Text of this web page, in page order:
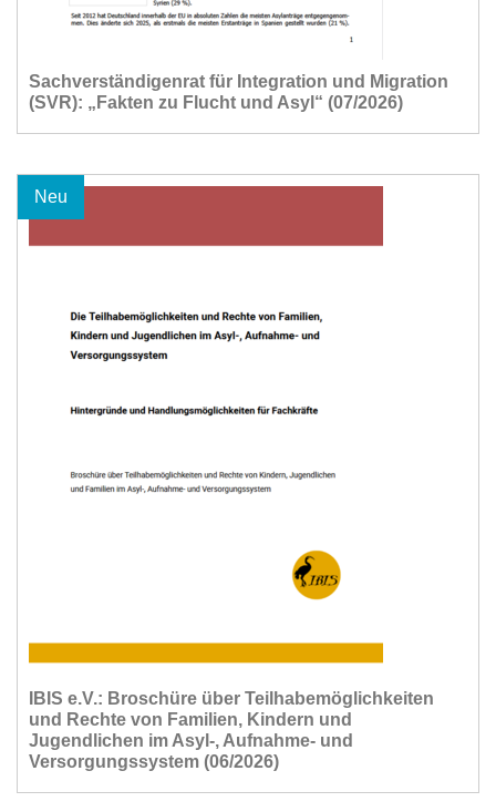
Sachverständigenrat für Integration und Migration
(SVR): „Fakten zu Flucht und Asyl“ (07/2026)
Neu
IBIS e.V.: Broschüre über Teilhabemöglichkeiten
und Rechte von Familien, Kindern und
Jugendlichen im Asyl-, Aufnahme- und
Versorgungssystem (06/2026)